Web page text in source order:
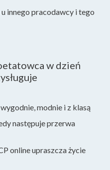
innego pracodawcy i tego
w dzień
modnie i z klasą
następuje przerwa
online upraszcza życie